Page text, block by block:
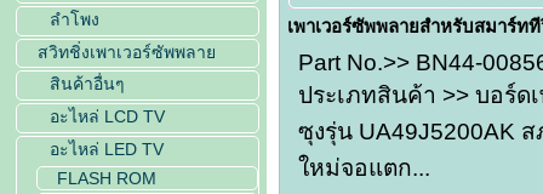
ลำโพง
สวิทชิ่งเพาเวอร์ซัพพลาย
สินค้าอื่นๆ
อะไหล่ LCD TV
อะไหล่ LED TV
FLASH ROM
เพาเวอร์ซัพพลายสำหรับสมาร์ท
Part No.>> BN44-
ประเภทสินค้า >> บอร์
ซุงรุ่น UA49J5200AK
ใหม่จอแตก...